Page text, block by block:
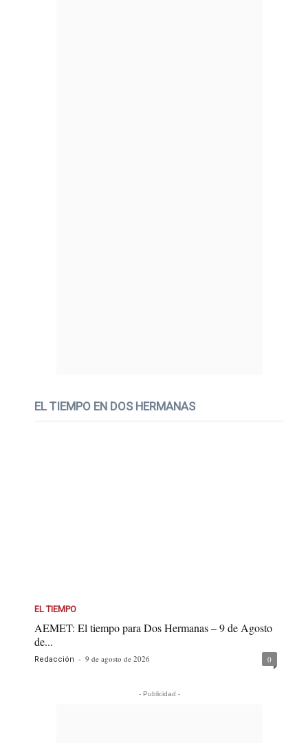
EL TIEMPO EN DOS HERMANAS
EL TIEMPO
AEMET: El tiempo para Dos Hermanas – 9 de Agosto
de...
Redacción - 9 de agosto de 2026 0
- Publicidad -